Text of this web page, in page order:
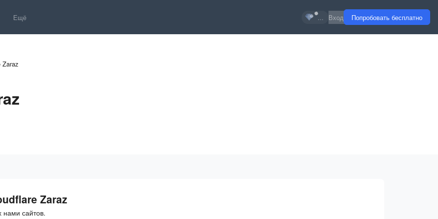
Ещё ... Вход Попробовать бесплатно
Zaraz
Zaraz
нами сайтов.